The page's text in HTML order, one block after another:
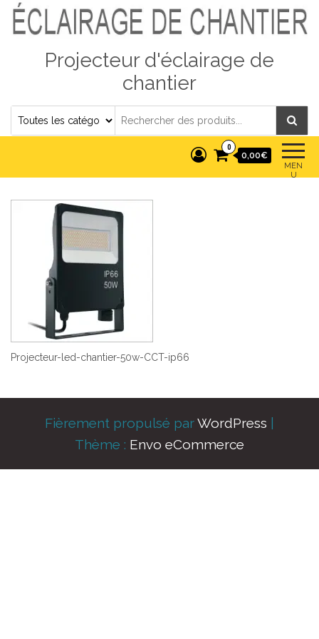
Projecteur d'éclairage de
chantier
MEN
U
0
0,00€
Projecteur-led-chantier-50w-CCT-ip66
Fièrement propulsé parWordPress
Thème : Envo eCommerce